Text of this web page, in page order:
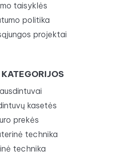
taisyklės
politika
projektai
kasetės
prekės
technika
technika